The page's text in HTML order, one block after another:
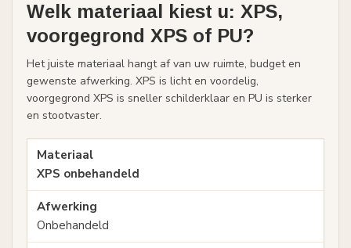
Welk materiaal kiest u: XPS,
voorgegrond XPS of PU?
Het juiste materiaal hangt af van uw ruimte, budget en
gewenste afwerking. XPS is licht en voordelig,
voorgegrond XPS is sneller schilderklaar en PU is sterker
en stootvaster.
XPS onbehandeld
Onbehandeld